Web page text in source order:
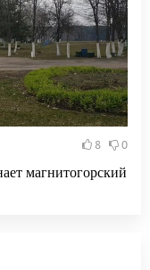
8 0
магнитогорский